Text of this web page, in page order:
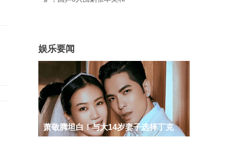
娱乐要闻
萧敬腾坦白！与大14岁妻子选择丁克